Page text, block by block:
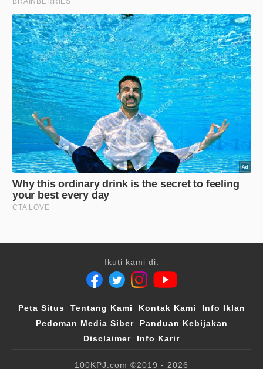
Ikuti kami di:
Peta Situs Tentang Kami Kontak Kami
Info Iklan
Pedoman Media Siber
Panduan Kebijakan
Disclaimer
Info Karir
100KPJ.com ©2019 - 2026